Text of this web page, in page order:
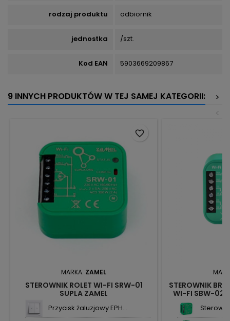
rodzaj produktu odbiornik
jednostka /szt.
Kod EAN 5903669209867
9 INNYCH PRODUKTÓW W TEJ SAMEJ KATEGORII:
>
<
MARKA: ZAMEL
STEROWNIK ROLET WI-FI SRW-01
SUPLA ZAMEL
Przycisk żaluzjowy EPH...
favorite_border
STEROWNIK
WI-FI SBW-02